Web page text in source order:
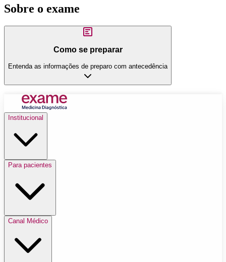
Sobre o exame
Como se preparar
Entenda as informações de preparo com antecedência
Institucional
Para pacientes
Canal Médico